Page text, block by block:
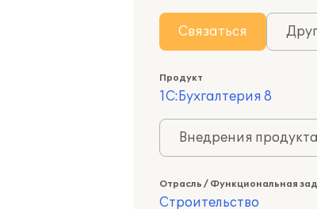
Связаться
Продукт
1С:Бухгалтерия 8
Внедрения
Отрасль / Функциональная
Строительство